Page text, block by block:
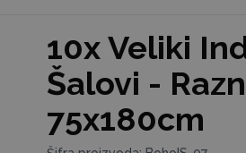
10xVeliki
Šalovi -
75x180cm